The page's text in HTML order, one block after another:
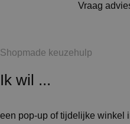
Vraag
Shopmade keuzehulp
Ik wil ...
een pop-up of tijdelijke winkel